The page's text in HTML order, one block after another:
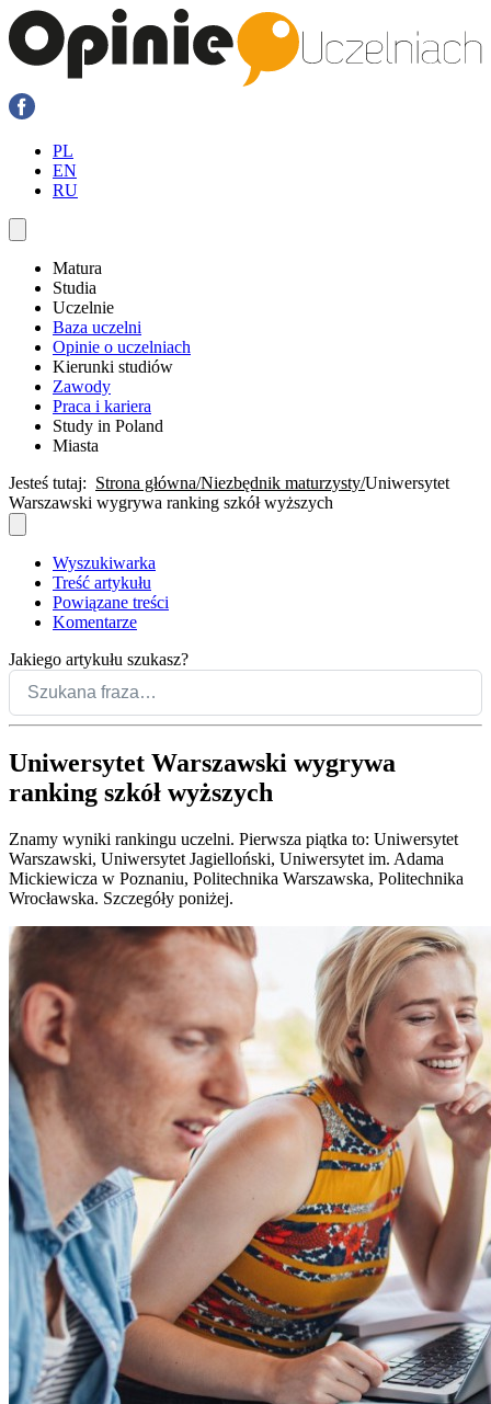
PL
EN
RU
Matura
Studia
Uczelnie
Baza uczelni
Opinie o uczelniach
Kierunki studiów
Zawody
Praca i kariera
Study in Poland
Miasta
Jesteś tutaj: Strona główna Niezbędnik maturzysty ​Uniwersytet
Warszawski wygrywa ranking szkół wyższych
Wyszukiwarka
Treść artykułu
Powiązane treści
Komentarze
Jakiego artykułu szukasz?
​Uniwersytet Warszawski wygrywa
ranking szkół wyższych
Znamy wyniki rankingu uczelni. Pierwsza piątka to: Uniwersytet
Warszawski, Uniwersytet Jagielloński, Uniwersytet im. Adama
Mickiewicza w Poznaniu, Politechnika Warszawska, Politechnika
Wrocławska. Szczegóły poniżej.